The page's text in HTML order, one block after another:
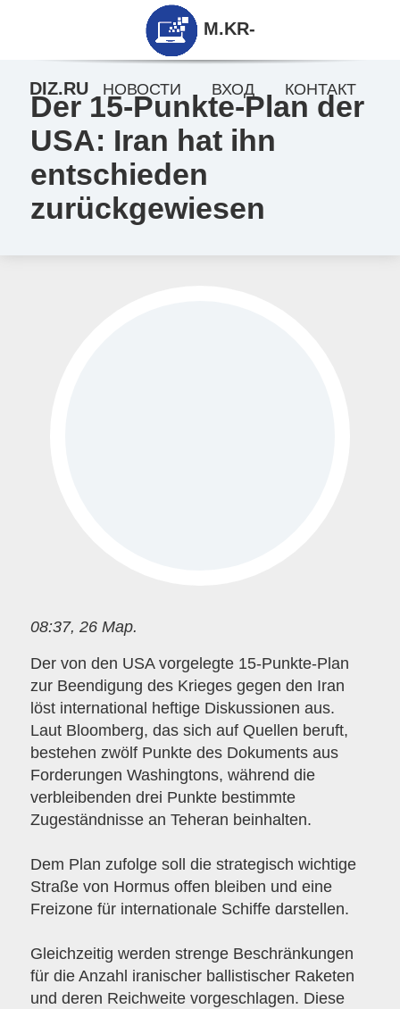
Der 15-Punkte-Plan der
USA: Iran hat ihn
entschieden
zurückgewiesen
08:37, 26 Мар.
Der von den USA vorgelegte 15-Punkte-Plan
zur Beendigung des Krieges gegen den Iran
löst international heftige Diskussionen aus.
Laut Bloomberg, das sich auf Quellen beruft,
bestehen zwölf Punkte des Dokuments aus
Forderungen Washingtons, während die
verbleibenden drei Punkte bestimmte
Zugeständnisse an Teheran beinhalten.
Dem Plan zufolge soll die strategisch wichtige
Straße von Hormus offen bleiben und eine
Freizone für internationale Schiffe darstellen.
Gleichzeitig werden strenge Beschränkungen
für die Anzahl iranischer ballistischer Raketen
und deren Reichweite vorgeschlagen. Diese
M.KR-
DIZ.RU НОВОСТИ ВХОД КОНТАКТ